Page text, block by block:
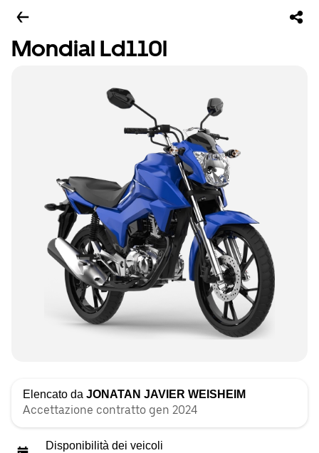
Mondial Ld110l
Elencato da JONATAN JAVIER WEISHEIM
Accettazione contratto gen 2024
Disponibilità dei veicoli